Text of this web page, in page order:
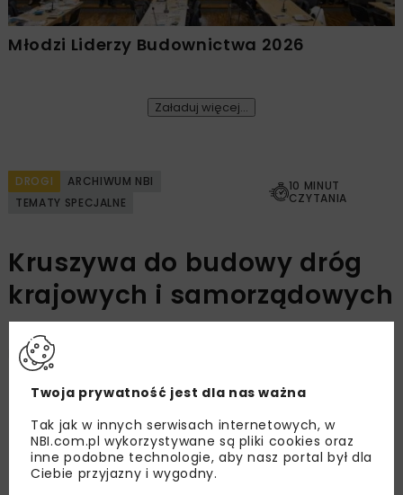
Młodzi Liderzy Budownictwa 2026
Załaduj więcej...
DROGI
ARCHIWUM NBI
TEMATY SPECJALNE
10 MINUT
CZYTANIA
Kruszywa do budowy dróg
krajowych i samorządowych
Wiesław Kozioł
Kruszywa mineralne są jednym z podstawowych
Twoja prywatność jest dla nas ważna
Tak jak w innych serwisach internetowych, w
NBI.com.pl wykorzystywane są pliki cookies oraz
inne podobne technologie, aby nasz portal był dla
Ciebie przyjazny i wygodny.